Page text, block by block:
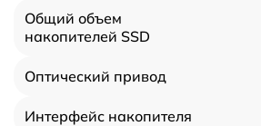
Общий объем
накопителей SSD
Оптический привод
Интерфейс накопителя